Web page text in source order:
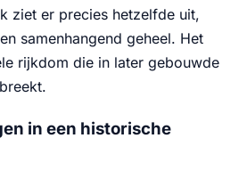
ziet er precies hetzelfde uit,
samenhangend geheel. Het
rijkdom die in later gebouwde
in een historische